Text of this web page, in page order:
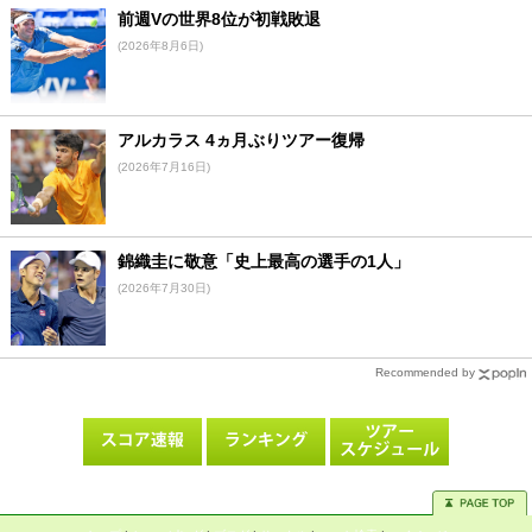
前週Vの世界8位が初戦敗退
(2026年8月6日)
アルカラス 4ヵ月ぶりツアー復帰
(2026年7月16日)
錦織圭に敬意「史上最高の選手の1人」
(2026年7月30日)
Recommended by